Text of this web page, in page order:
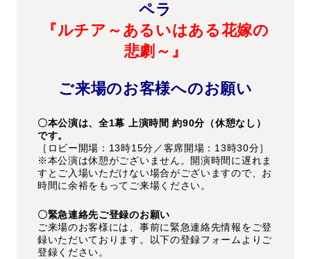
ペラ
『ルチア～あるいはある花嫁の
悲劇～』
ご来場のお客様へのお願い
〇本公演は、全1幕 上演時間 約90分（休憩なし）
です。
［ロビー開場：13時15分／客席開場：13時30分］
※本公演は休憩がございません。開演時間に遅れま
すとご入場いただけない場合がございますので、お
時間に余裕をもってご来場ください。
〇緊急連絡先ご登録のお願い
ご来場のお客様には、事前に緊急連絡先情報をご登
録いただいております。以下の登録フォームよりご
登録ください。